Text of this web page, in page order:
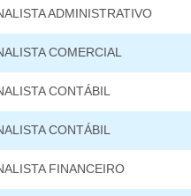
ADMINISTRATIVO
COMERCIAL
CONTÁBIL
CONTÁBIL
FINANCEIRO